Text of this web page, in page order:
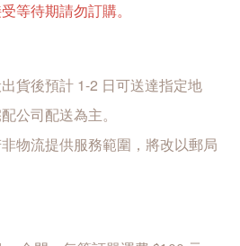
等待期請勿訂購。
貨後預計 1-2 日可送達指定地
公司配送為主。
物流提供服務範圍，將改以郵局